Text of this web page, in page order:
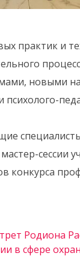
практик и
новыми
психолого-
сессии
конкурса
Родиона
в сфере